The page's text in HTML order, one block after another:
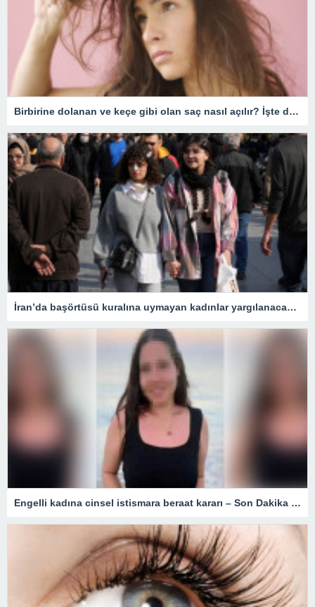
Birbirine dolanan ve keçe gibi olan saç nasıl açılır? İşte dolaşık saçı açmanın en kolay yöntemi!
İran’da başörtüsü kuralına uymayan kadınlar yargılanacak – Son Dakika Dünya Haberleri
Engelli kadına cinsel istismara beraat kararı – Son Dakika Türkiye Haberleri